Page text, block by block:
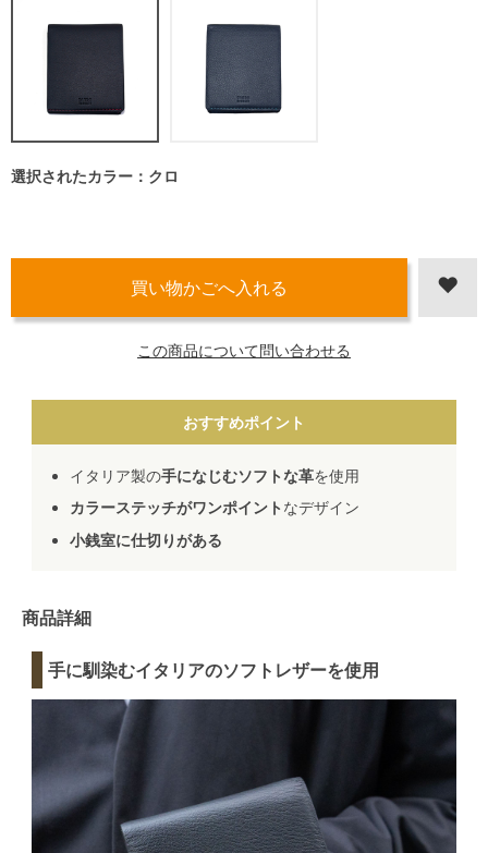
選択されたカラー：クロ
この商品について問い合わせる
おすすめポイント
イタリア製の手になじむソフトな革を使用
カラーステッチがワンポイント なデザイン
小銭室に仕切りがある
商品詳細
手に馴染むイタリアのソフトレザーを使用